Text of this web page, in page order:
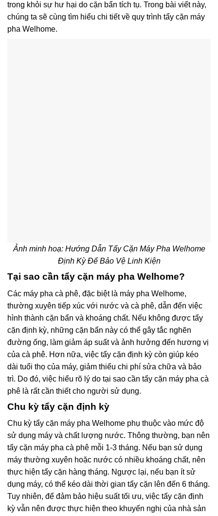
trong khỏi sự hư hại do cặn bẩn tích tụ. Trong bài viết này,
chúng ta sẽ cùng tìm hiểu chi tiết về quy trình tẩy cặn máy
pha Welhome.
Ảnh minh hoạ: Hướng Dẫn Tẩy Cặn Máy Pha Welhome
Định Kỳ Để Bảo Vệ Linh Kiện
Tại sao cần tẩy cặn máy pha Welhome?
Các máy pha cà phê, đặc biệt là máy pha Welhome,
thường xuyên tiếp xúc với nước và cà phê, dẫn đến việc
hình thành cặn bẩn và khoáng chất. Nếu không được tẩy
cặn định kỳ, những cặn bẩn này có thể gây tắc nghẽn
đường ống, làm giảm áp suất và ảnh hưởng đến hương vị
của cà phê. Hơn nữa, việc tẩy cặn định kỳ còn giúp kéo
dài tuổi thọ của máy, giảm thiểu chi phí sửa chữa và bảo
trì. Do đó, việc hiểu rõ lý do tại sao cần tẩy cặn máy pha cà
phê là rất cần thiết cho người sử dụng.
Chu kỳ tẩy cặn định kỳ
Chu kỳ tẩy cặn máy pha Welhome phụ thuộc vào mức độ
sử dụng máy và chất lượng nước. Thông thường, bạn nên
tẩy cặn máy pha cà phê mỗi 1-3 tháng. Nếu bạn sử dụng
máy thường xuyên hoặc nước có nhiều khoáng chất, nên
thực hiện tẩy cặn hàng tháng. Ngược lại, nếu bạn ít sử
dụng máy, có thể kéo dài thời gian tẩy cặn lên đến 6 tháng.
Tuy nhiên, để đảm bảo hiệu suất tối ưu, việc tẩy cặn định
kỳ vẫn nên được thực hiện theo khuyến nghị của nhà sản